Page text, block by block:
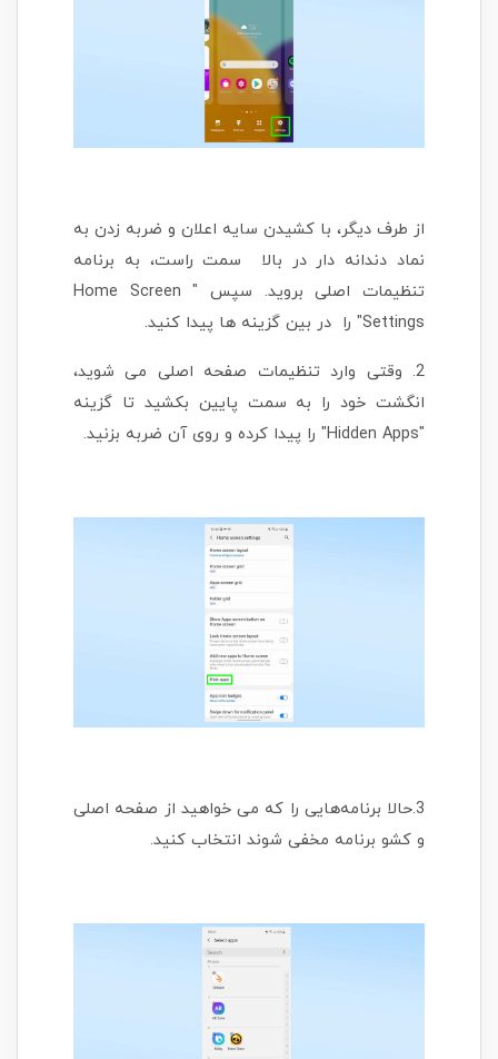
از طرف دیگر، با کشیدن سایه اعلان و ضربه زدن به
نماد دندانه دار در بالا سمت راست، به برنامه
تنظیمات اصلی بروید. سپس " Home Screen
Settings" را در بین گزینه ها پیدا کنید.
2. وقتی وارد تنظیمات صفحه اصلی می شوید،
انگشت خود را به سمت پایین بکشید تا گزینه
"Hidden Apps" را پیدا کرده و روی آن ضربه بزنید.
3.حالا برنامه‌هایی را که می خواهید از صفحه اصلی
و کشو برنامه مخفی شوند انتخاب کنید.